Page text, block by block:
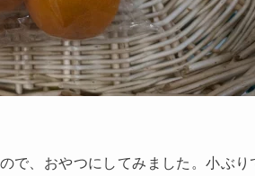
で、おやつにしてみました。小ぶ